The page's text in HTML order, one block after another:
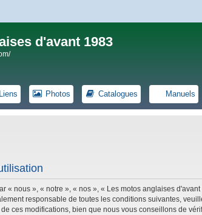
d'avant 1983
Liens Photos Catalogues Manuels
nous », « notre », « nos », « Les motos anglaises
responsable de toutes les conditions suivantes,
ces modifications, bien que nous vous conseillons de